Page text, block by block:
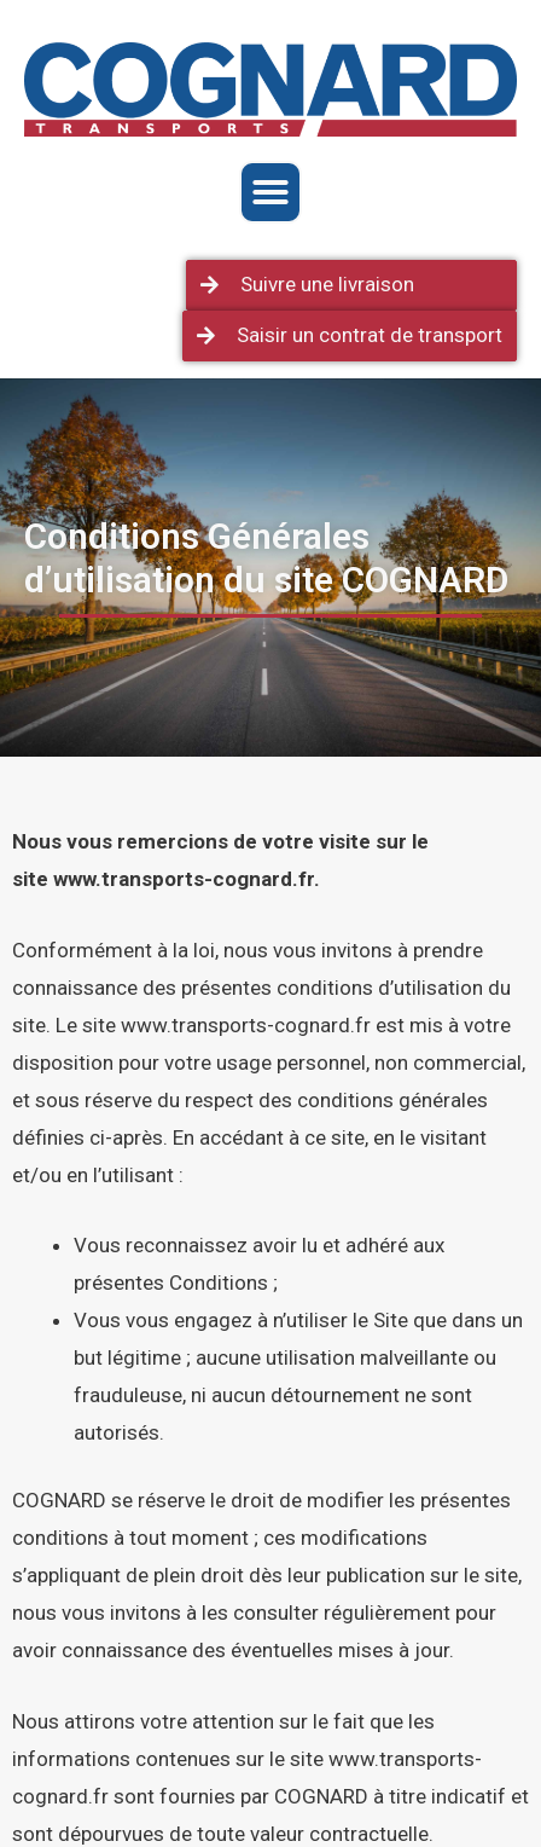
Suivre une livraison
Saisir un contrat de transport
Conditions Générales
d’utilisation du site COGNARD
Nous vous remercions de votre visite sur le
site www.transports-cognard.fr.
Conformément à la loi, nous vous invitons à prendre
connaissance des présentes conditions d’utilisation du
site. Le site www.transports-cognard.fr est mis à votre
disposition pour votre usage personnel, non commercial,
et sous réserve du respect des conditions générales
définies ci-après. En accédant à ce site, en le visitant
et/ou en l’utilisant :
Vous reconnaissez avoir lu et adhéré aux
présentes Conditions ;
Vous vous engagez à n’utiliser le Site que dans un
but légitime ; aucune utilisation malveillante ou
frauduleuse, ni aucun détournement ne sont
autorisés.
COGNARD se réserve le droit de modifier les présentes
conditions à tout moment ; ces modifications
s’appliquant de plein droit dès leur publication sur le site,
nous vous invitons à les consulter régulièrement pour
avoir connaissance des éventuelles mises à jour.
Nous attirons votre attention sur le fait que les
informations contenues sur le site www.transports-
cognard.fr sont fournies par COGNARD à titre indicatif et
sont dépourvues de toute valeur contractuelle.